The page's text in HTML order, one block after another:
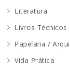
Literatura
Livros Técnicos
Papelaria /
Vida Prática